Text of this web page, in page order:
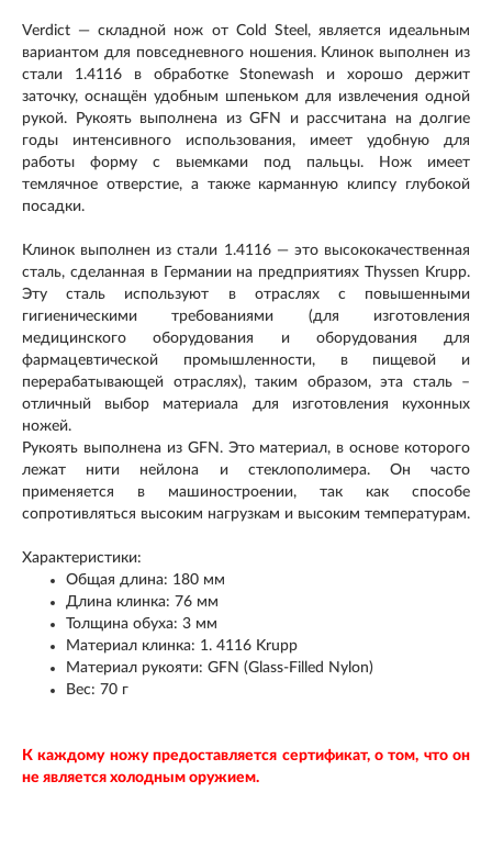
Verdict — складной нож от Cold Steel, является идеальным
вариантом для повседневного ношения. Клинок выполнен из
стали 1.4116 в обработке Stonewash и хорошо держит
заточку, оснащён удобным шпеньком для извлечения одной
рукой. Рукоять выполнена из GFN и рассчитана на долгие
годы интенсивного использования, имеет удобную для
работы форму с выемками под пальцы. Нож имеет
темлячное отверстие, а также карманную клипсу глубокой
посадки.
Клинок выполнен из стали 1.4116 — это высококачественная
сталь, сделанная в Германии на предприятиях Thyssen Krupp.
Эту сталь используют в отраслях с повышенными
гигиеническими требованиями (для изготовления
медицинского оборудования и оборудования для
фармацевтической промышленности, в пищевой и
перерабатывающей отраслях), таким образом, эта сталь –
отличный выбор материала для изготовления кухонных
ножей.
Рукоять выполнена из GFN. Это материал, в основе которого
лежат нити нейлона и стеклополимера. Он часто
применяется в машиностроении, так как способе
сопротивляться высоким нагрузкам и высоким температурам.
Характеристики:
Общая длина: 180 мм
Длина клинка: 76 мм
Толщина обуха: 3 мм
Материал клинка: 1. 4116 Krupp
Материал рукояти: GFN (Glass-Filled Nylon)
Вес: 70 г
К каждому ножу предоставляется сертификат, о том, что он
не является холодным оружием.